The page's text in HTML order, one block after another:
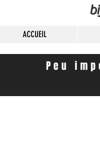
ACCUEIL
Peu